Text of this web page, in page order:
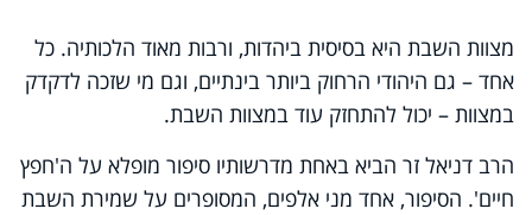
מצוות השבת היא בסיסית ביהדות, ורבות מאוד הלכותיה. כל
אחד – גם היהודי הרחוק ביותר בינתיים, וגם מי שזכה לדקדק
במצוות – יכול להתחזק עוד במצוות השבת.
הרב דניאל זר הביא באחת מדרשותיו סיפור מופלא על ה'חפץ
חיים'. הסיפור, אחד מני אלפים, המסופרים על שמירת השבת